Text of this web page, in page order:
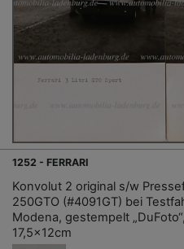
1252 - FERRARI
Konvolut 2 original s/w
250GTO (#4091GT) bei
Modena, gestempelt
17,5x12cm